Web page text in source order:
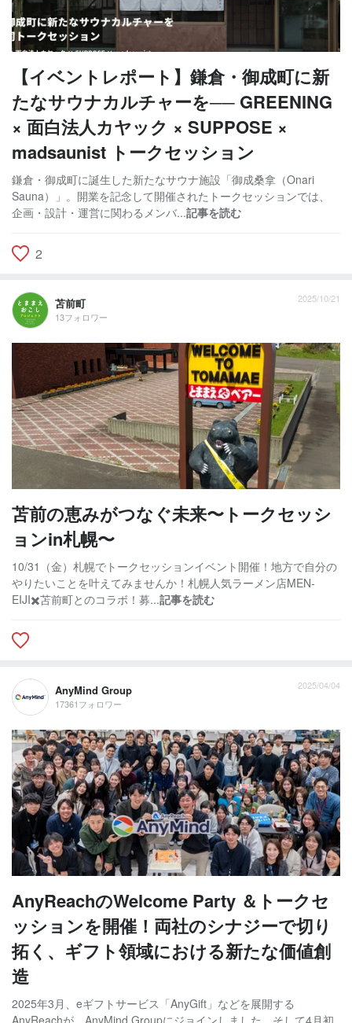
【イベントレポート】鎌倉・御成町に新
たなサウナカルチャーを── GREENING
× 面白法人カヤック × SUPPOSE ×
madsaunist トークセッション
鎌倉・御成町に誕生した新たなサウナ施設「御成桑拿（Onari
Sauna）」。開業を記念して開催されたトークセッションでは、
企画・設計・運営に関わるメンバ...記事を読む
2
苫前町
13フォロワー
2025/10/21
苫前の恵みがつなぐ未来〜トークセッシ
ョンin札幌〜
10/31（金）札幌でトークセッションイベント開催！地方で自分の
やりたいことを叶えてみませんか！札幌人気ラーメン店MEN-
EIJI✖️苫前町とのコラボ！募...記事を読む
AnyMind Group
17361フォロワー
2025/04/04
AnyReachのWelcome Party ＆トークセ
ッションを開催！両社のシナジーで切り
拓く、ギフト領域における新たな価値創
造
2025年3月、eギフトサービス「AnyGift」などを展開する
AnyReachが、AnyMind Groupにジョインしました。そして4月初